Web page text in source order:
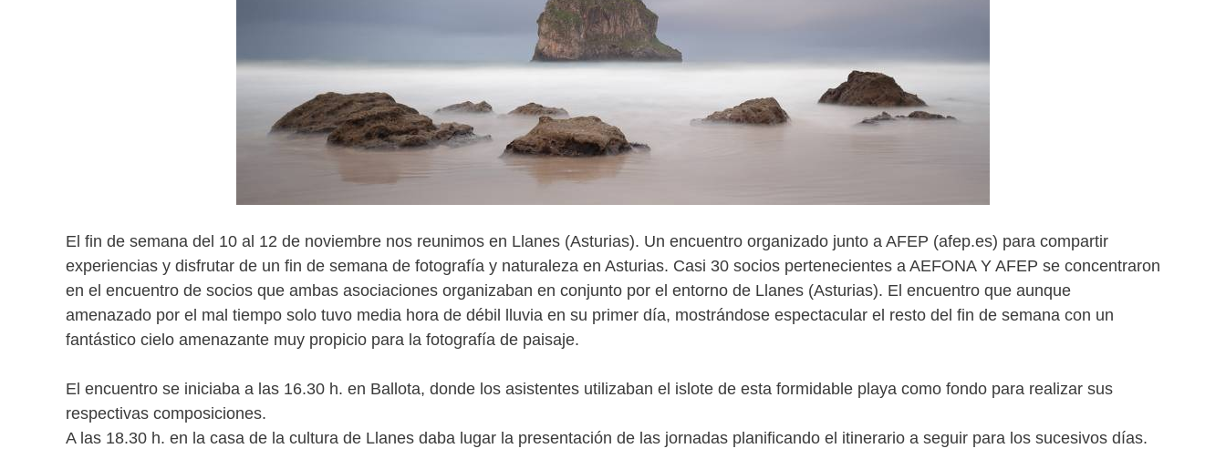
El fin de semana del 10 al 12 de noviembre nos reunimos en Llanes (Asturias). Un encuentro organizado junto a AFEP (afep.es) para compartir
experiencias y disfrutar de un fin de semana de fotografía y naturaleza en Asturias. Casi 30 socios pertenecientes a AEFONA Y AFEP se concentraron
en el encuentro de socios que ambas asociaciones organizaban en conjunto por el entorno de Llanes (Asturias). El encuentro que aunque
amenazado por el mal tiempo solo tuvo media hora de débil lluvia en su primer día, mostrándose espectacular el resto del fin de semana con un
fantástico cielo amenazante muy propicio para la fotografía de paisaje.
El encuentro se iniciaba a las 16.30 h. en Ballota, donde los asistentes utilizaban el islote de esta formidable playa como fondo para realizar sus
respectivas composiciones.
A las 18.30 h. en la casa de la cultura de Llanes daba lugar la presentación de las jornadas planificando el itinerario a seguir para los sucesivos días.